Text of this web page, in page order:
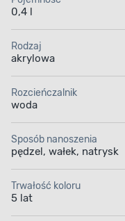
MATOWE
Stylowy
wykończenie.
do każdego
zmieniających się
wyglądać stylowo.
jak pęknięcia lub
0,4 l
Rodzaj
akrylowa
Rozcieńczalnik
woda
Sposób nanoszenia
pędzel, wałek, natrysk
Trwałość koloru
5 lat